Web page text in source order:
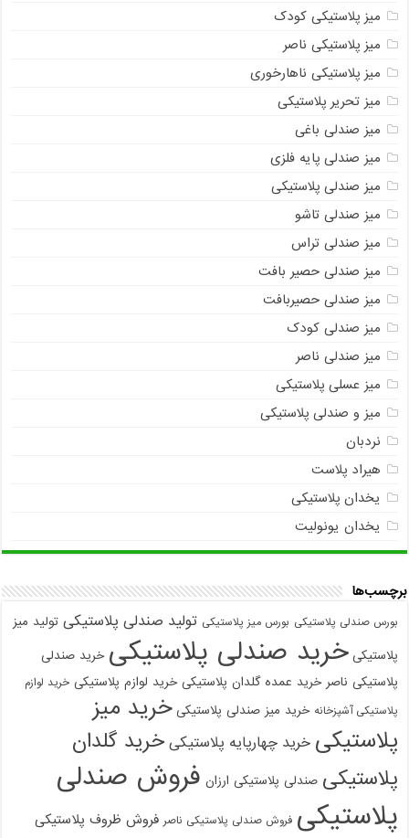
میز پلاستیکی کودک
میز پلاستیکی ناصر
میز پلاستیکی ناهارخوری
میز تحریر پلاستیکی
میز صندلی باغی
میز صندلی پایه فلزی
میز صندلی پلاستیکی
میز صندلی تاشو
میز صندلی تراس
میز صندلی حصیر بافت
میز صندلی حصیربافت
میز صندلی کودک
میز صندلی ناصر
میز عسلی پلاستیکی
میز و صندلی پلاستیکی
نردبان
هیراد پلاست
یخدان پلاستیکی
یخدان یونولیت
برچسب‌ها
بورس صندلی پلاستیکی بورس میز پلاستیکی تولید صندلی پلاستیکی تولید میز
پلاستیکی خرید صندلی پلاستیکی خرید صندلی
پلاستیکی ناصر خرید عمده گلدان پلاستیکی خرید لوازم پلاستیکی خرید لوازم
پلاستیکی آشپزخانه خرید میز صندلی پلاستیکی خرید میز
پلاستیکی خرید چهارپایه پلاستیکی خرید گلدان
پلاستیکی صندلی پلاستیکی ارزان فروش صندلی
پلاستیکی فروش صندلی پلاستیکی ناصر فروش ظروف پلاستیکی